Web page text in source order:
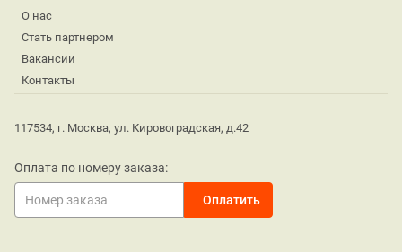
О нас
Стать партнером
Вакансии
Контакты
117534, г. Москва, ул. Кировоградская, д.42
Оплата по номеру заказа: